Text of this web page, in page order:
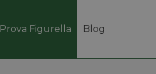
Prova Figurella Blog